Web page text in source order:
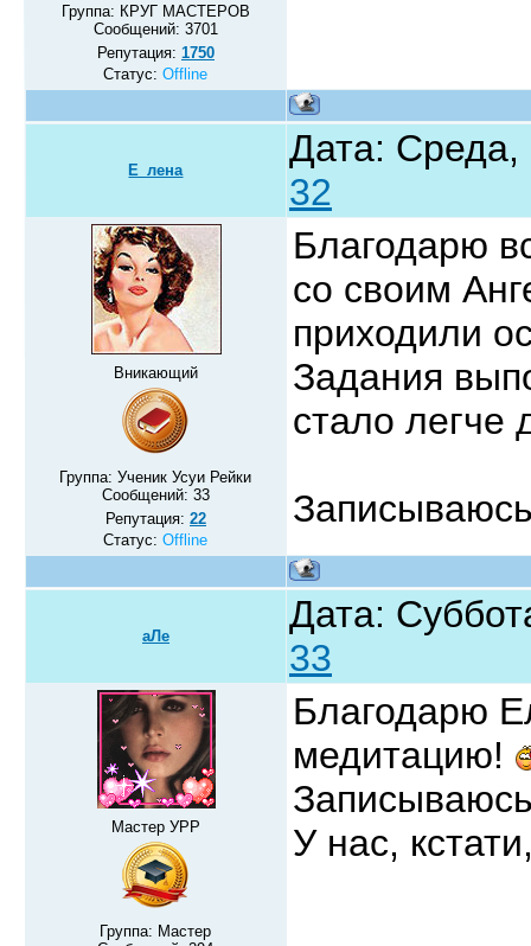
Группа: КРУГ МАСТЕРОВ
Сообщений: 3701
Репутация: 1750
Статус:Offline
Е_лена
Дата:
32
Вникающий
Группа: Ученик Усуи Рейки
Сообщений: 33
Репутация: 22
Статус:Offline
Благодарю
со своим
приходили
Задания
стало легче
аЛе
Дата:
33
Мастер УРР
Группа: Мастер
Благодарю
медитацию!
У нас,